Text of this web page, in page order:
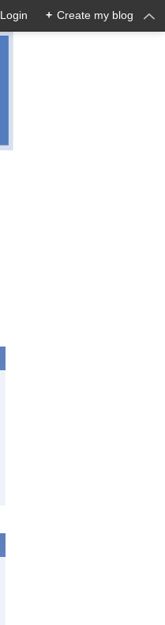
Login + Create my blog